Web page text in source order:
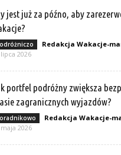
jest już za późno, aby
Redakcja Wakacje-
lipca 2026
portfel podróżny zwiększa
zagranicznych wyjazdów?
Redakcja Wakacje-
2026